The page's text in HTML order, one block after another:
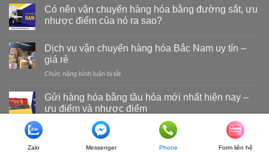
Có nên vận chuyển hàng hóa bằng đường sắt, ưu
nhược điểm của nó ra sao?
Dịch vụ vận chuyển hàng hóa Bắc Nam uy tín –
giá rẻ
Chức năng bình luận bị tắt
vụ
vận
chuyển
Gửi hàng hóa bằng tầu hỏa mới nhất hiện nay –
ưu điểm và nhược điểm
Copyright 2026 © Vận tải đường sắt Nam Long
Zalo Messenger Phone Form liên hệ